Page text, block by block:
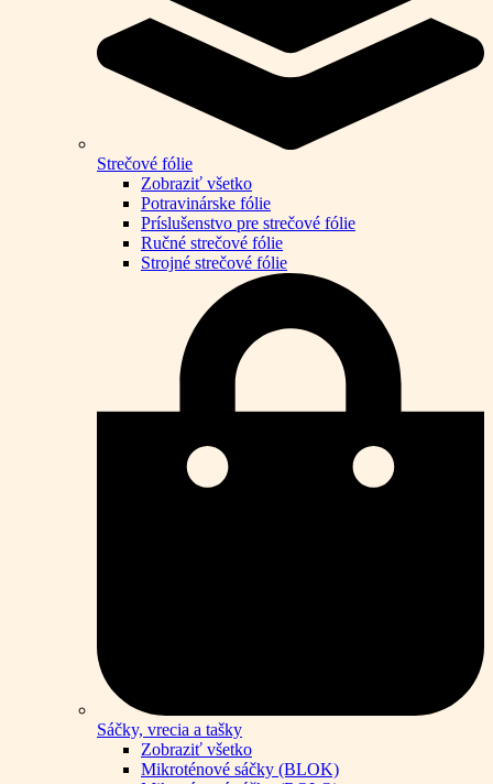
Strečové fólie
Zobraziť všetko
Potravinárske fólie
Príslušenstvo pre strečové fólie
Ručné strečové fólie
Strojné strečové fólie
Sáčky, vrecia a tašky
Zobraziť všetko
Mikroténové sáčky (BLOK)